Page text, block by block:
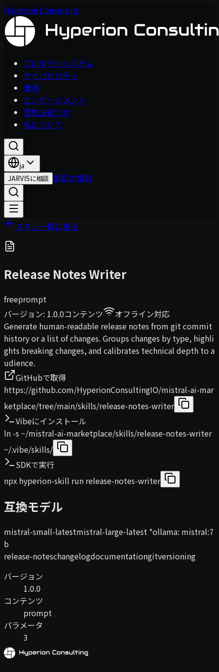
Hyperion Consulting
プロダクトシステム
ケイパビリティ
業界
エンゲージメント
意思決定ラボ
私について
ja
JARVISに相談 製品の相談
スキル一覧に戻る
Release Notes Writer
freeprompt
バージョン: 1.0.0コンテンツ
オフライン対応
Generate human-readable release notes from git commit
history or a list of changes. Groups changes by type, highli
ghts breaking changes, and calibrates technical depth to a
udience.
GitHubで取得
https://github.com/HyperionConsultingIO/mistral-ai-mar
ketplace/tree/main/skills/release-notes-writer
Vibeにインストール
ln -s ~/mistral-ai-marketplace/skills/release-notes-writer
~/.vibe/skills/
SDKで実行
npx hyperion-skill run release-notes-writer
互換モデル
mistral-small-latestmistral-large-latest *ollama: mistral:7
b
release-noteschangelogdocumentationgitversioning
バージョン
1.0.0
コンテンツ
prompt
パラメータ
3